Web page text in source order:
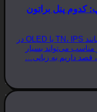
کدوم پنل براتون
با وجود نام‌های تخصصی و پیچیده‌ای مانند TN، IPS یا OLED در
می‌تواند بسیار
قصد داریم به زبانی…